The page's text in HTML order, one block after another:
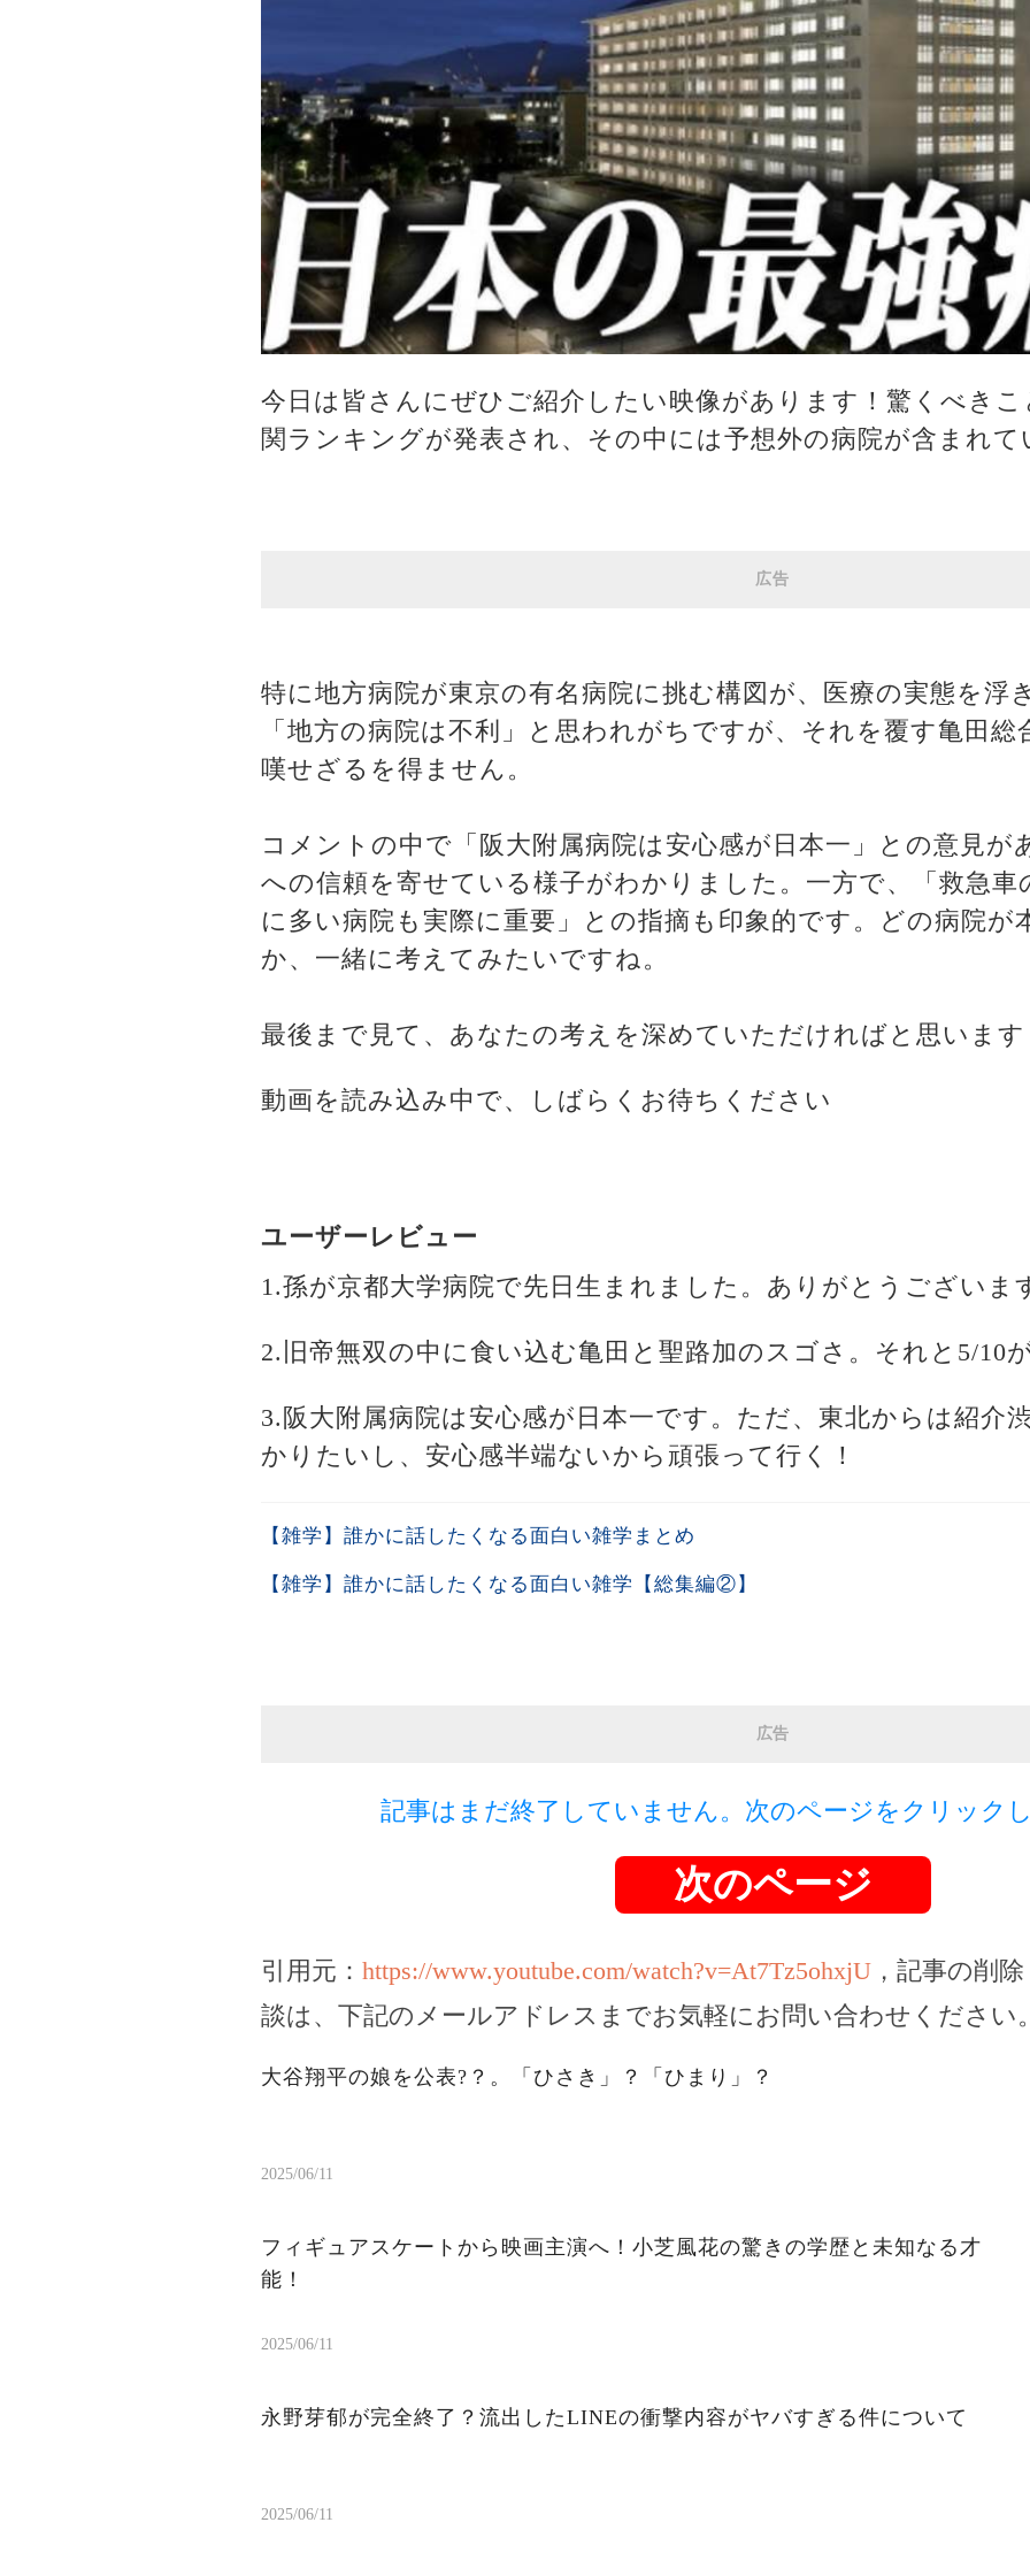
今日は皆さんにぜひご紹介したい映像があります！驚くべき
関ランキングが発表され、その中には予想外の病院が含まれ
広告
特に地方病院が東京の有名病院に挑む構図が、医療の実態を浮
「地方の病院は不利」と思われがちですが、それを覆す亀田
嘆せざるを得ません。
コメントの中で「阪大附属病院は安心感が日本一」との意見が
への信頼を寄せている様子がわかりました。一方で、「救急車
に多い病院も実際に重要」との指摘も印象的です。どの病院が
か、一緒に考えてみたいですね。
最後まで見て、あなたの考えを深めていただければと思います
動画を読み込み中で、しばらくお待ちください
ユーザーレビュー
1.孫が京都大学病院で先日生まれました。ありがとうございま
2.旧帝無双の中に食い込む亀田と聖路加のスゴさ。それと5/10
3.阪大附属病院は安心感が日本一です。ただ、東北からは紹介
かりたいし、安心感半端ないから頑張って行く！
【雑学】誰かに話したくなる面白い雑学まとめ
【雑学】誰かに話したくなる面白い雑学【総集編②】
広告
記事はまだ終了していません。次のページをクリック
次のページ
引用元： https://www.youtube.com/watch?v=At7Tz5ohxjU ，記事の削
談は、下記のメールアドレスまでお気軽にお問い合わせください
大谷翔平の娘を公表?？。「ひさき」？「ひまり」？
2025/06/11
フィギュアスケートから映画主演へ！小芝風花の驚きの学歴と未知なる才
能！
2025/06/11
永野芽郁が完全終了？流出したLINEの衝撃内容がヤバすぎる件について
2025/06/11